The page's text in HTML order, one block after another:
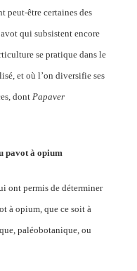
peut-être certaines des
qui subsistent encore
se pratique dans le
et où l’on diversifie ses
dont Papaver
pavot à opium
ont permis de déterminer
à opium, que ce soit à
paléobotanique, ou